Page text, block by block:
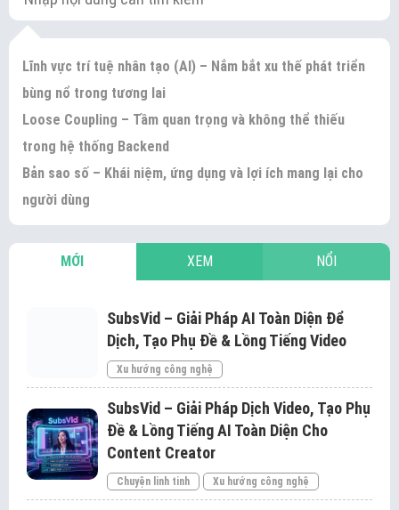
Lĩnh vực trí tuệ nhân tạo (AI) – Nắm bắt xu thế phát triển
bùng nổ trong tương lai
Loose Coupling – Tầm quan trọng và không thể thiếu
trong hệ thống Backend
Bản sao số – Khái niệm, ứng dụng và lợi ích mang lại cho
người dùng
MỚI XEM NỔI
SubsVid – Giải Pháp AI Toàn Diện Để
Dịch, Tạo Phụ Đề & Lồng Tiếng Video
Xu hướng công nghệ
SubsVid – Giải Pháp Dịch Video, Tạo Phụ
Đề & Lồng Tiếng AI Toàn Diện Cho
Content Creator
Chuyện linh tinh Xu hướng công nghệ